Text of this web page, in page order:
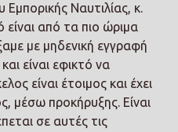
Ναυτιλίας, κ.
από τα πιο ώριμα
με μηδενική εγγραφή
είναι εφικτό να
είναι έτοιμος και έχει
μέσω προκήρυξης. Είναι
σε αυτές τις